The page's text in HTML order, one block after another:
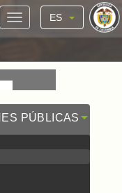
ES
PÚBLICAS